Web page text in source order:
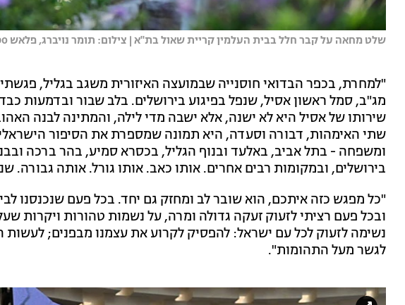
שלט מחאה על קבר חלל בבית העלמין קריית שאול בת''א | צילום: תומר נויברג, פלאש 90
"למחרת, בכפר הבדואי חוסנייה שבמועצה האיזורית משגב בגליל,
מג"ב, סמל ראשון אסיל, שנפל בפיגוע בירושלים. בלב שבור ובדמעות
שירותו של אסיל היא לא ישנה, אלא ישבה מדי לילה, והמתינה לבנה
שתי האימהות, דבורה וסעדה, היא תמונה שמספרת את הסיפור
ומשפחה - בתל אביב, באלעד ובנוף הגליל, בכסרא סמיע, בהר ברכה
בירושלים, ובמקומות רבים אחרים. אותו כאב. אותו גורל. אותה גבורה.
"כל מפגש כזה איתכם, הוא שובר לב ומחזק גם יחד. בכל פעם שנכנסנו
ובכל פעם רציתי לזעוק זעקה גדולה ומרה, על נשמות טהורות ויקרות
נשימה לזעוק לכל עם ישראל: להפסיק לקרוע את עצמנו מבפנים;
לגשר מעל התהומות".